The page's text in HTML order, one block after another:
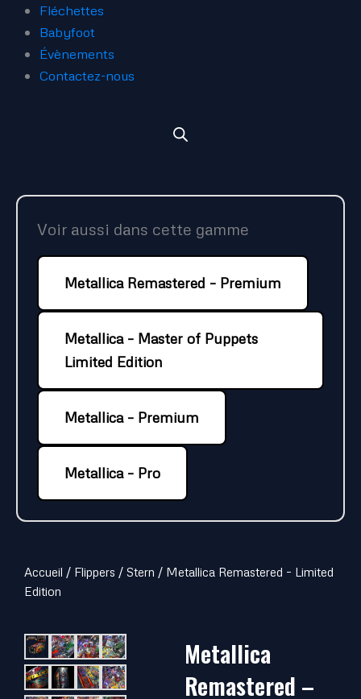
Fléchettes
Babyfoot
Évènements
Contactez-nous
Voir aussi dans cette gamme
Metallica Remastered – Premium
Metallica – Master of Puppets
Limited Edition
Metallica – Premium
Metallica – Pro
Accueil / Flippers / Stern / Metallica Remastered – Limited
Edition
Metallica
Remastered –